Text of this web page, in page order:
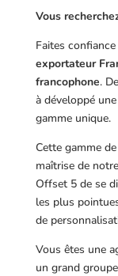
Vous
Faites
exportateur
francophone.
à développé
gamme unique.
Cette gamme
maîtrise de
Offset 5 de se
les plus
de
Vous êtes une
un grand